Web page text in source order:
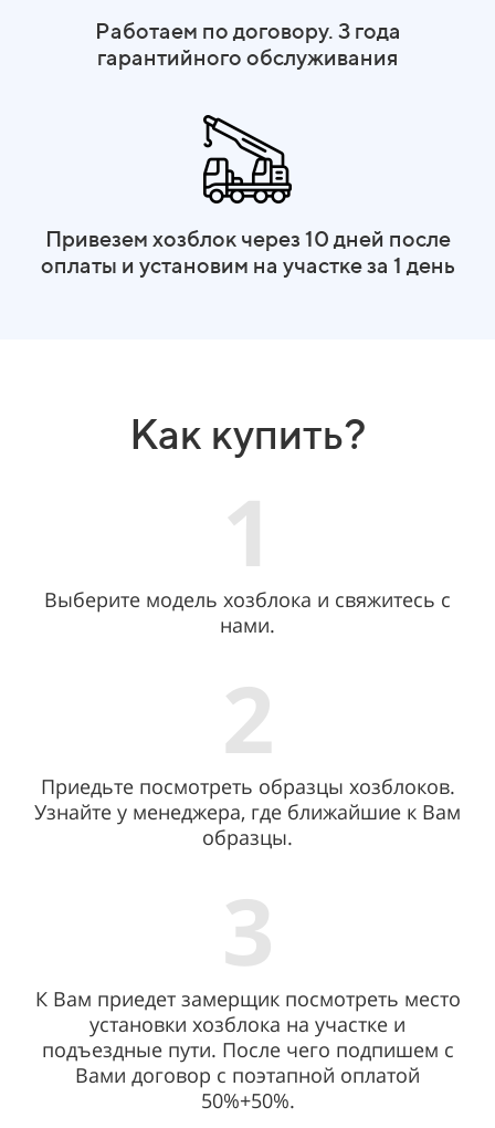
Работаем по договору. 3 года
гарантийного обслуживания
Привезем хозблок через 10 дней после
оплаты и установим на участке за 1 день
Как купить?
1
Выберите модель хозблока и свяжитесь с
нами.
2
Приедьте посмотреть образцы хозблоков.
Узнайте у менеджера, где ближайшие к Вам
образцы.
3
К Вам приедет замерщик посмотреть место
установки хозблока на участке и
подъездные пути. После чего подпишем с
Вами договор с поэтапной оплатой
50%+50%.